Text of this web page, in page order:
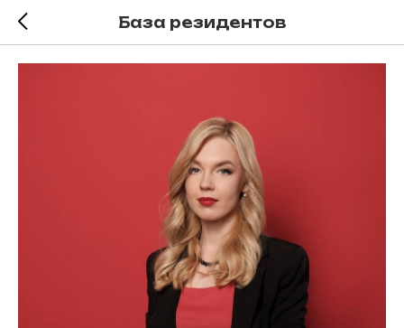
База резидентов